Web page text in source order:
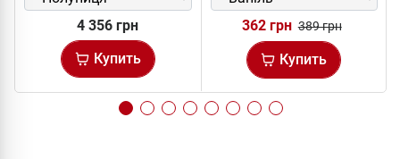
4 356 грн
Купить
362 грн 389 грн
Купить